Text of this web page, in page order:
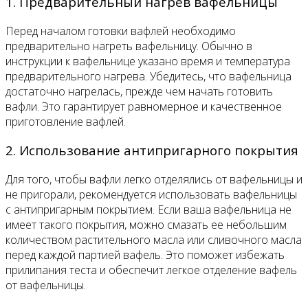
Перед началом готовки вафлей необходимо
предварительно нагреть вафельницу. Обычно в
инструкции к вафельнице указано время и температура
предварительного нагрева. Убедитесь, что вафельница
достаточно нагрелась, прежде чем начать готовить
вафли. Это гарантирует равномерное и качественное
приготовление вафлей.
2. Использование антипригарного покрытия
Для того, чтобы вафли легко отделялись от вафельницы и
не пригорали, рекомендуется использовать вафельницы
с антипригарным покрытием. Если ваша вафельница не
имеет такого покрытия, можно смазать ее небольшим
количеством растительного масла или сливочного масла
перед каждой партией вафель. Это поможет избежать
прилипания теста и обеспечит легкое отделение вафель
от вафельницы.